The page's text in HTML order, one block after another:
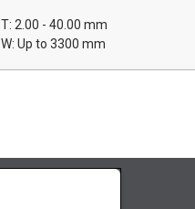
T: 2.00 - 40.00 mm
W: Up to 3300 mm